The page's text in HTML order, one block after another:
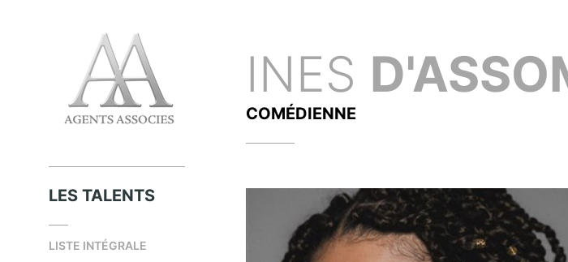
LES TALENTS
LISTE INTÉGRALE
INES
COMÉDIENNE